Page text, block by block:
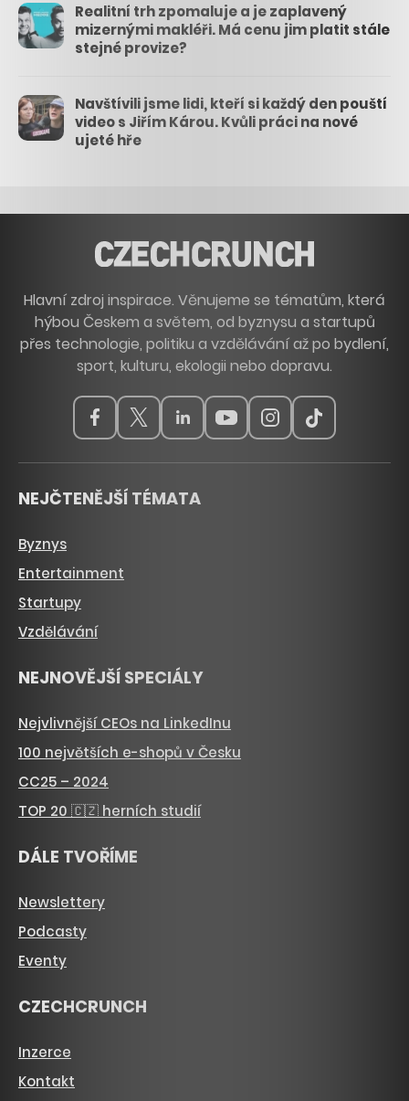
Realitní trh zpomaluje a je zaplavený
mizernými makléři. Má cenu jim platit stále
stejné provize?
Navštívili jsme lidi, kteří si každý den pouští
video s Jiřím Károu. Kvůli práci na nové
ujeté hře
Hlavní zdroj inspirace. Věnujeme se tématům, která
hýbou Českem a světem, od byznysu a startupů
přes technologie, politiku a vzdělávání až po bydlení,
sport, kulturu, ekologii nebo dopravu.
NEJČTENĚJŠÍ TÉMATA
Byznys
Entertainment
Startupy
Vzdělávání
NEJNOVĚJŠÍ SPECIÁLY
Nejvlivnější CEOs na LinkedInu
100 největších e-shopů v Česku
CC25 – 2024
TOP 20 🇨🇿 herních studií
DÁLE TVOŘÍME
Newslettery
Podcasty
Eventy
CZECHCRUNCH
Inzerce
Kontakt